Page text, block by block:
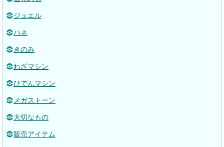
ジュエル
ハネ
きのみ
わざマシン
ひでんマシン
メガストーン
大切なもの
販売アイテム